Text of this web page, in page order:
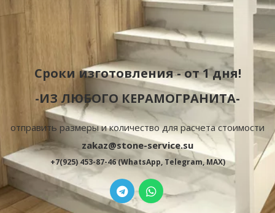
Сроки изготовления - от 1 дня!
-ИЗ ЛЮБОГО КЕРАМОГРАНИТА-
отправить размеры и количество для расчета стоимости
zakaz@stone-service.su
+7(925) 453-87-46 (WhatsApp, Telegram, MAX)